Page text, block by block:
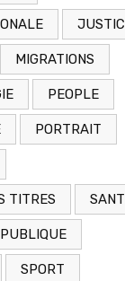
MIGRATIONS
PEOPLE
PORTRAIT
TITRES
SPORT